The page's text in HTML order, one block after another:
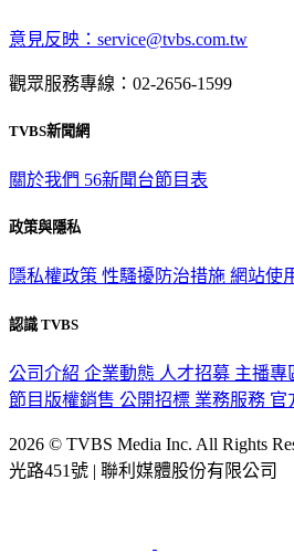
意見反映：service@tvbs.com.tw
觀眾服務專線：02-2656-1599
TVBS新聞網
關於我們 56新聞台節目表
政策與隱私
隱私權政策 性騷擾防治措施 網站使
認識 TVBS
公司介紹 企業動態 人才招募 主播專
節目版權銷售 公開招標 業務服務 官
2026 © TVBS Media Inc. All Rights
光路451號 | 聯利媒體股份有限公司